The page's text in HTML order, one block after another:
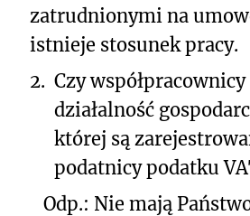
zatrudnionymi na
istnieje stosunek pracy.
2. Czy
działalność
której są
podatnicy podatku
Odp.: Nie mają